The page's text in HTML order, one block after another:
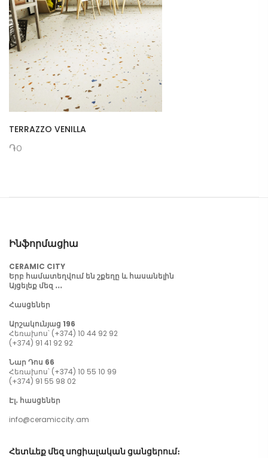
TERRAZZO VENILLA
֏0
Ինֆորմացիա
CERAMIC CITY
Երբ համատեղվում են շքեղը և հասանելին
Այցելեք մեզ ․․․
Հասցեներ
Արշակունյաց 196
Հեռախոս՝ (+374) 10 44 92 92
(+374) 91 41 92 92
Նար Դոս 66
Հեռախոս՝ (+374) 10 55 10 99
(+374) 91 55 98 02
Էլ․ հասցեներ
info@ceramiccity.am
Հետևեք մեզ սոցիալական ցանցերում։